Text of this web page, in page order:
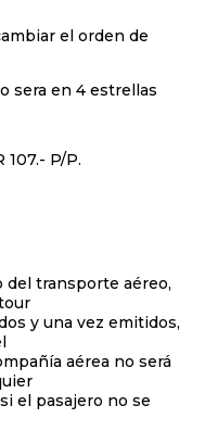
el orden de
sera en 4 estrellas
P/P.
transporte aéreo,
y una vez emitidos,
aérea no será
el pasajero no se